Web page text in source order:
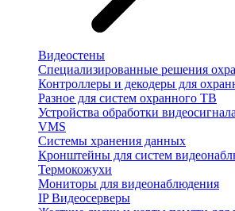
Видеостены
Специализированные решения
Контроллеры и декодеры для
Разное для систем охранного ТВ
Устройства обработки видеосигнала
VMS
Системы хранения данных
Кронштейны для систем
Термокожухи
Мониторы для видеонаблюдения
IP Видеосерверы